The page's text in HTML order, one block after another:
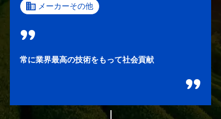
メーカーその他
常に業界最高の技術をもって社会貢献